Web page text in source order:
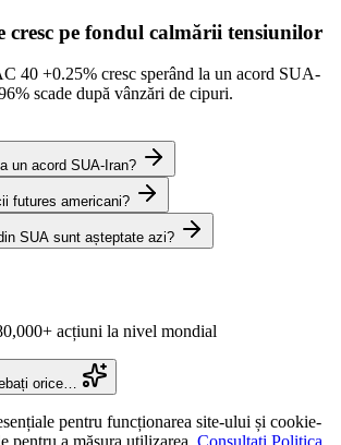
cresc pe fondul calmării tensiunilor
40 +0.25% cresc sperând la un acord SUA-
scade după vânzări de cipuri.
un acord SUA-Iran?
futures americani?
SUA sunt așteptate azi?
acțiuni la nivel mondial
orice…
pentru funcționarea site-ului și cookie-